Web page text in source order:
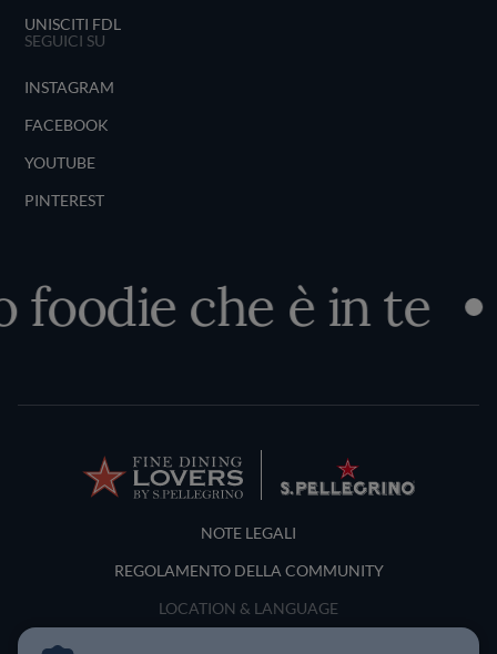
UNISCITI FDL
SEGUICI SU
INSTAGRAM
FACEBOOK
YOUTUBE
PINTEREST
che è in te
Terms and Conditions
NOTE LEGALI
REGOLAMENTO DELLA COMMUNITY
LOCATION & LANGUAGE